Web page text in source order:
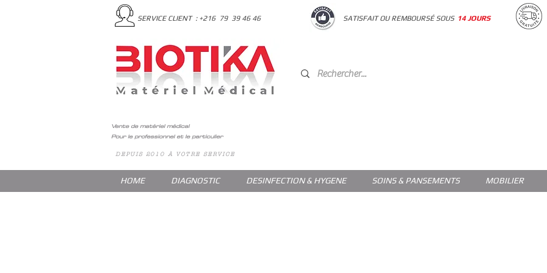
SERVICE CLIENT : +216 79 39 46 46 SATISFAIT OU REMBOURSÉ SOUS 14 JOURS
Vente de matériel médical
Pour le professionnel et le particulier
DEPUIS 2010 À VOTRE SERVICE
HOME DIAGNOSTIC DESINFECTION & HYGENE SOINS & PANSEMENTS MOBILIER